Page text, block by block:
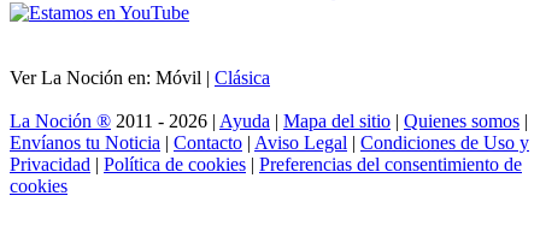
Ver La Noción en: Móvil | Clásica
La Noción ® 2011 - 2026 | Ayuda | Mapa del sitio | Quienes somos |
Envíanos tu Noticia | Contacto | Aviso Legal | Condiciones de Uso y
Privacidad | Política de cookies | Preferencias del consentimiento de
cookies